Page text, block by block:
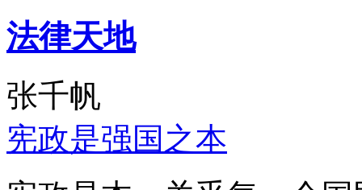
法律天地
张千帆
宪政是强国之本